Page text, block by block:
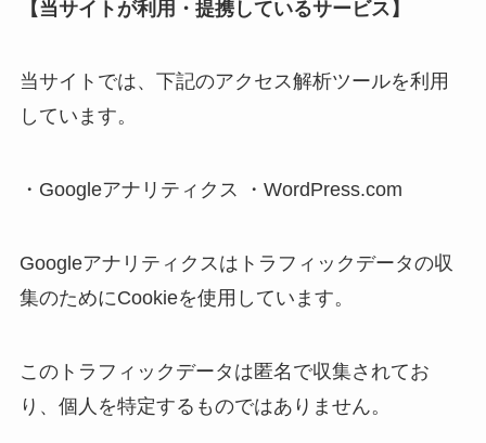
【当サイトが利用・提携しているサービス】
当サイトでは、下記のアクセス解析ツールを利用
しています。
・Googleアナリティクス ・WordPress.com
Googleアナリティクスはトラフィックデータの収
集のためにCookieを使用しています。
このトラフィックデータは匿名で収集されてお
り、個人を特定するものではありません。